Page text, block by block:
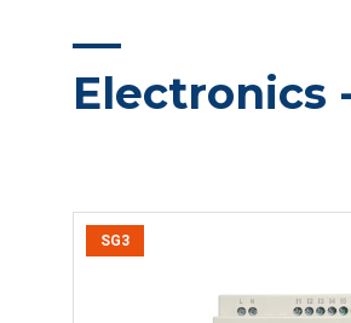
Planetary gear reducers -
Electronics
SG3